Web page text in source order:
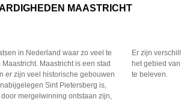
MAASTRICHT
in Nederland waar zo veel te
Maastricht. Maastrichtis een stad
er zijn veel
historische gebouwen
Sint Pietersberg is,
mergelwinning ontstaan zijn,
Er zijn
het gebied
te beleven.